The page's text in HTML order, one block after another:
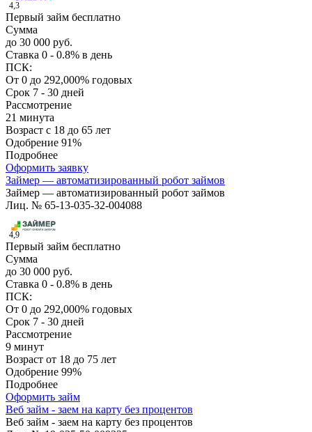
4,3
Первый займ бесплатно
Сумма
до 30 000 руб.
Ставка 0 - 0.8% в день
ПСК:
От 0 до 292,000% годовых
Срок 7 - 30 дней
Рассмотрение
21 минута
Возраст с 18 до 65 лет
Одобрение 91%
Подробнее
Оформить заявку
Займер — автоматизированный робот займов
Займер — автоматизированный робот займов
Лиц. № 65-13-035-32-004088
4,9
Первый займ бесплатно
Сумма
до 30 000 руб.
Ставка 0 - 0.8% в день
ПСК:
От 0 до 292,000% годовых
Срок 7 - 30 дней
Рассмотрение
9 минут
Возраст от 18 до 75 лет
Одобрение 99%
Подробнее
Оформить займ
Веб займ - заем на карту без процентов
Веб займ - заем на карту без процентов